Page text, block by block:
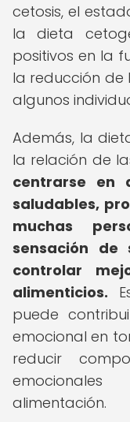
cetosis, el
la dieta
positivos en la
la reducción de
algunos
Además, la
la relación de
centrarse en
saludables,
muchas
sensación de
controlar
alimenticios.
puede
emocional en
reducir
alimentación.